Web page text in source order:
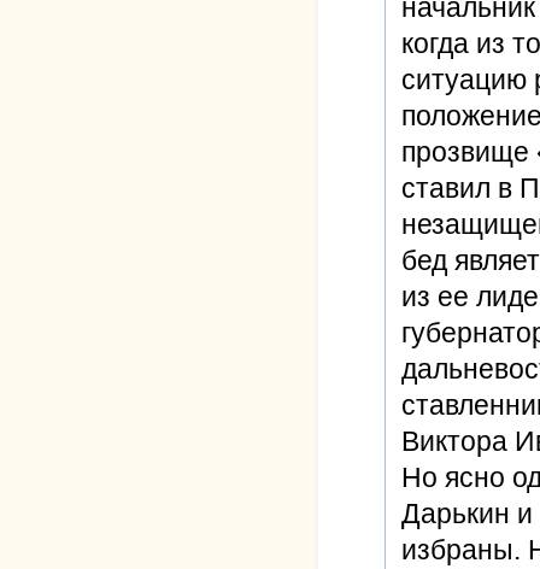
когда из
ситуацию
прозвище
ставил в
бед
из ее
Виктора
Но ясно
Дарькин
избраны.